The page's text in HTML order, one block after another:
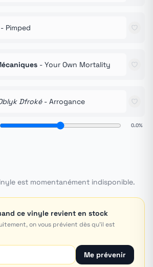
- Pimped
- Your Own Mortality
Dfroké- Arrogance
0.0%
est momentanément indisponible.
ce vinyle revient en stock
on vous prévient dès qu'il est
Me prévenir